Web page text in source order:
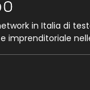
in Italia di
imprenditoriale